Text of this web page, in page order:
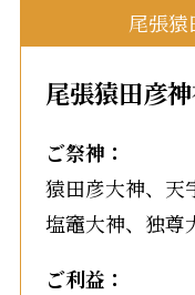
尾張
尾張猿田彦
ご祭神：
猿田彦大神、天
塩竈大神、独尊
ご利益：